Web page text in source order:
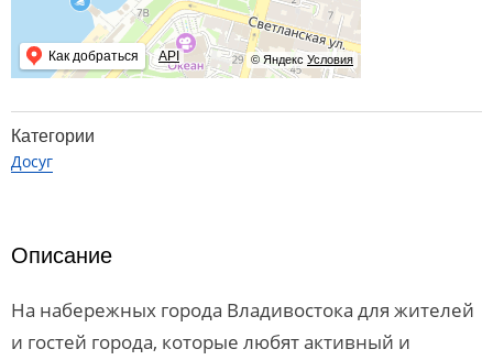
© Яндекс Условия
Как добраться API
Категории
Досуг
Описание
На набережных города Владивостока для жителей
и гостей города, которые любят активный и